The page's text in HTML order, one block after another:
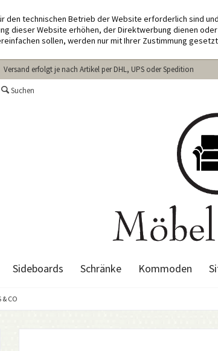
den technischen Betrieb der Website erforderlich sind
dieser Website erhöhen, der Direktwerbung dienen
sollen, werden nur mit Ihrer Zustimmung
Versand erfolgt je nach Artikel per DHL, UPS oder Spedition
Suchen
Sideboards Schränke Kommoden
& CO